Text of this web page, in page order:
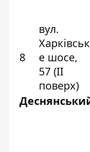
8
вул.
Харківськ
е шосе,
57 (ІІ
поверх)